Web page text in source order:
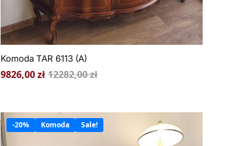
Komoda TAR 6113 (A)
12282,00zł
9826,00zł
-20% Komoda Sale!